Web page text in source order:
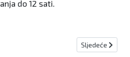
do 12 sati.
vrijeme s pljuskovima i grmljavinom!
Sljedeći
Sljedeće